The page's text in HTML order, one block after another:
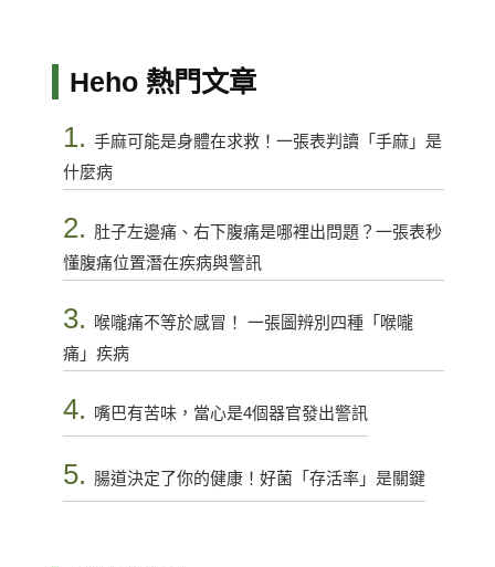
Heho 熱門文章
1. 手麻可能是身體在求救！一張表判讀「手麻」是
什麼病
2. 肚子左邊痛、右下腹痛是哪裡出問題？一張表秒
懂腹痛位置潛在疾病與警訊
3.
喉嚨痛不等於感冒！ 一張圖辨別四種「喉嚨
痛」疾病
4. 嘴巴有苦味，當心是4個器官發出警訊
5. 腸道決定了你的健康！好菌「存活率」是關鍵